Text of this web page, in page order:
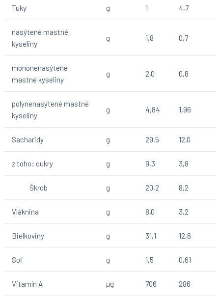
Tuky g 1 4,7
nasýtené mastné
kyseliny
g 1,8 0,7
mononenasýtené
mastné kyseliny
g 2,0 0,8
polynenasýtené mastné
kyseliny
g 4,84 1,96
Sacharidy g 29,5 12,0
z toho: cukry g 9,3 3,8
Škrob g 20,2 8,2
Vláknina g 8,0 3,2
Bielkoviny g 31,1 12,6
Soľ g 1,5 0,61
Vitamín A µg 706 286